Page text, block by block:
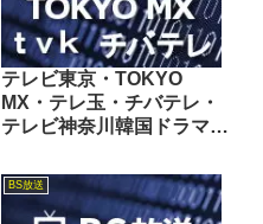
テレビ東京・TOKYO
MX・テレ玉・チバテレ・
テレビ神奈川韓国ドラマ週
01/17
BS放送